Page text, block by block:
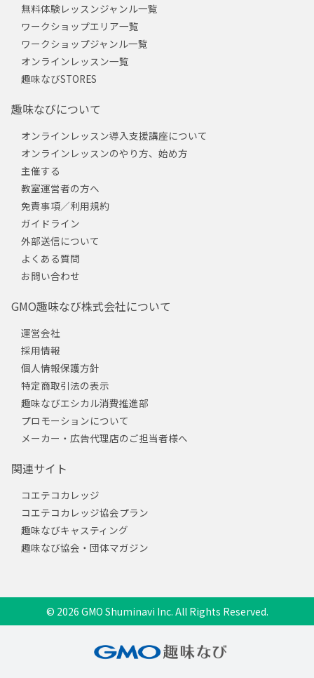
無料体験レッスンジャンル一覧
ワークショップエリア一覧
ワークショップジャンル一覧
オンラインレッスン一覧
趣味なびSTORES
趣味なびについて
オンラインレッスン導入支援講座について
オンラインレッスンのやり方、始め方
主催する
教室運営者の方へ
免責事項／利用規約
ガイドライン
外部送信について
よくある質問
お問い合わせ
GMO趣味なび株式会社について
運営会社
採用情報
個人情報保護方針
特定商取引法の表示
趣味なびエシカル消費推進部
プロモーションについて
メーカー・広告代理店のご担当者様へ
関連サイト
コエテコカレッジ
コエテコカレッジ協会プラン
趣味なびキャスティング
趣味なび協会・団体マガジン
© 2026 GMO Shuminavi Inc. All Rights Reserved.